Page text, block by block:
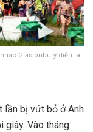
Glastonbury diễn ra
lần bị vứt bỏ ở Anh
Vào tháng